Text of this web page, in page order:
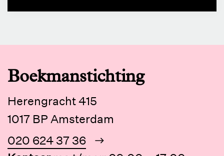
Boekmanstichting
Herengracht 415
1017 BP Amsterdam
020 624 37 36